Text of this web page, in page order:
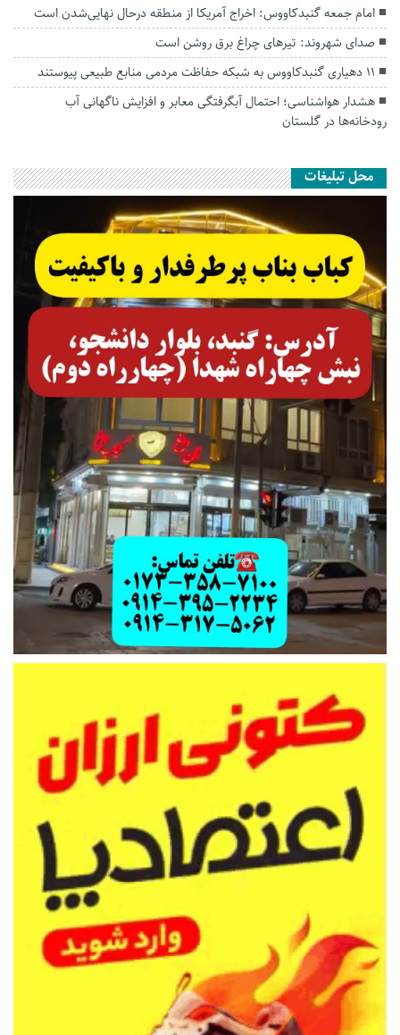
امام جمعه گنبدکاووس: اخراج آمریکا از منطقه درحال نهایی‌شدن است
صدای شهروند: تیرهای چراغ برق روشن است
۱۱ دهیاری گنبدکاووس به شبکه حفاظت مردمی منابع طبیعی پیوستند
هشدار هواشناسی؛ احتمال آبگرفتگی معابر و افزایش ناگهانی آب
رودخانه‌ها در گلستان
محل تبلیغات